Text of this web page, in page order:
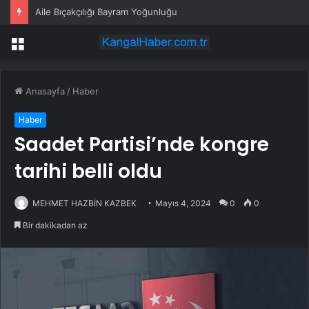
Aile Bıçakçılığı Bayram Yoğunluğu
Menü
Anasayfa / Haber
Haber
Saadet Partisi’nde kongre
tarihi belli oldu
MEHMET HAZBİN KAZBEK Mayıs 4, 2024 0 0
Bir dakikadan az